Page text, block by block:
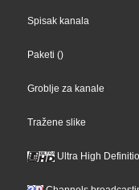
Spisak kanala
Paketi ()
Groblje za kanale
Tražene slike
Ultra High